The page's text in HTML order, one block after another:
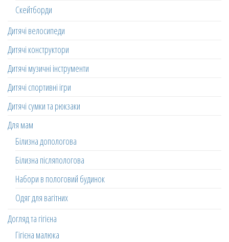
Скейтборди
Дитячі велосипеди
Дитячі конструктори
Дитячі музичні інструменти
Дитячі спортивні ігри
Дитячі сумки та рюкзаки
Для мам
Білизна допологова
Білизна післяпологова
Набори в пологовий будинок
Одяг для вагітних
Догляд та гігієна
Гігієна малюка